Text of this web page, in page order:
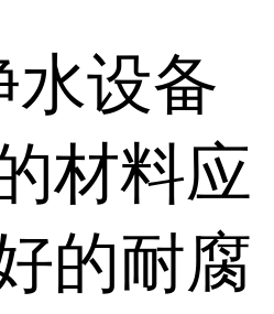
水设备
材料应
的耐腐